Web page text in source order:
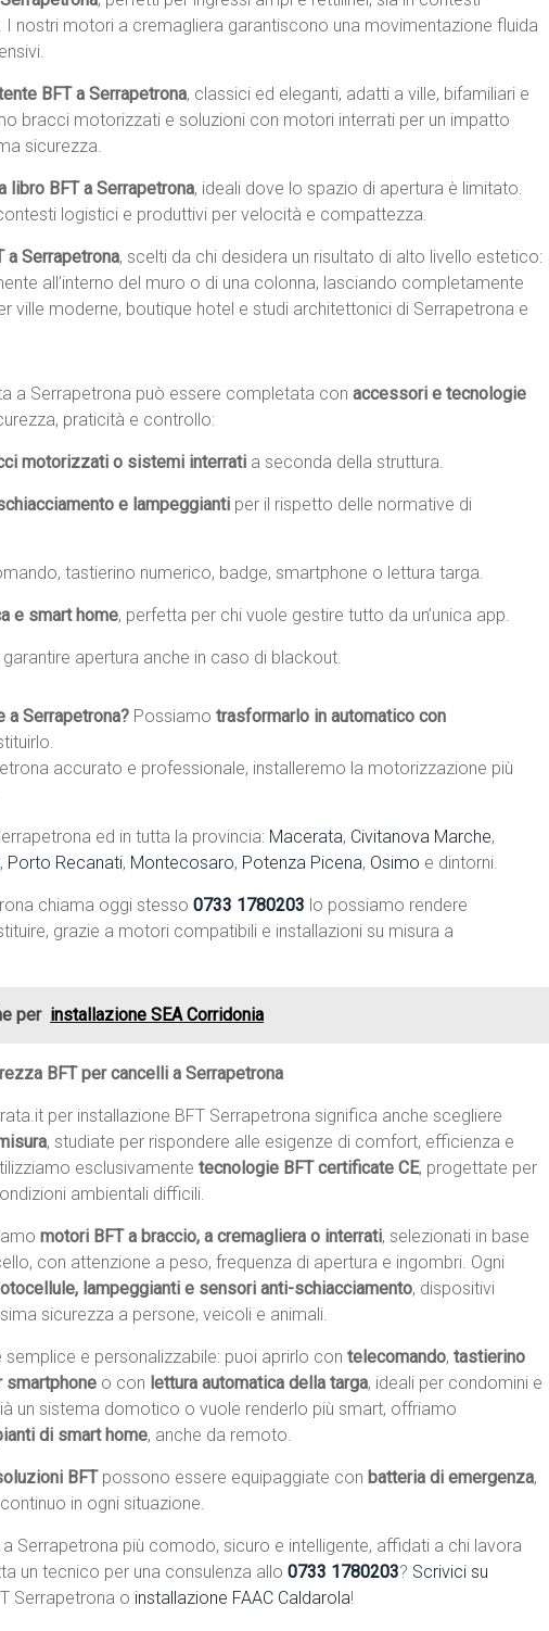
I nostri motori a cremagliera garantiscono una movimentazione fluida
BFT a Serrapetrona, classici ed eleganti, adatti a ville, bifamiliari e
bracci motorizzati e soluzioni con motori interrati per un impatto
sicurezza.
libro BFT a Serrapetrona, ideali dove lo spazio di apertura è limitato.
logistici e produttivi per velocità e compattezza.
a Serrapetrona, scelti da chi desidera un risultato di alto livello estetico:
all’interno del muro o di una colonna, lasciando completamente
ville moderne, boutique hotel e studi architettonici di Serrapetrona e
a Serrapetrona può essere completata con accessori e tecnologie
praticità e controllo:
motorizzati o sistemi interrati a seconda della struttura.
e lampeggianti per il rispetto delle normative di
tastierino numerico, badge, smartphone o lettura targa.
e smart home, perfetta per chi vuole gestire tutto da un’unica app.
garantire apertura anche in caso di blackout.
a Serrapetrona? Possiamo trasformarlo in automatico con
accurato e professionale, installeremo la motorizzazione più
ed in tutta la provincia: Macerata, Civitanova Marche,
, Porto Recanati, Montecosaro, Potenza Picena, Osimo e dintorni.
chiama oggi stesso 0733 1780203 lo possiamo rendere
grazie a motori compatibili e installazioni su misura a
per installazione SEA Corridonia
BFT per cancelli a Serrapetrona
per installazione BFT Serrapetrona significa anche scegliere
, studiate per rispondere alle esigenze di comfort, efficienza e
esclusivamente tecnologie BFT certificate CE, progettate per
ambientali difficili.
motori BFT a braccio, a cremagliera o interrati, selezionati in base
con attenzione a peso, frequenza di apertura e ingombri. Ogni
lampeggianti e sensori anti-schiacciamento, dispositivi
sicurezza a persone, veicoli e animali.
e personalizzabile: puoi aprirlo con telecomando, tastierino
smartphone o con lettura automatica della targa, ideali per condomini e
un sistema domotico o vuole renderlo più smart, offriamo
di smart home, anche da remoto.
BFTpossono essere equipaggiate con batteria di emergenza,
in ogni situazione.
Serrapetrona più comodo, sicuro e intelligente, affidati a chi lavora
un tecnico per una consulenza allo 0733 1780203? Scrivici su
Serrapetrona o installazione FAAC Caldarola!